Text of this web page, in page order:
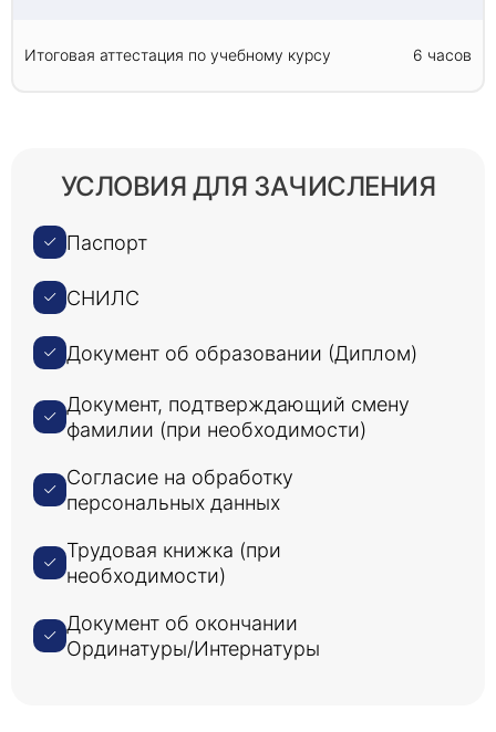
Итоговая аттестация по учебному курсу 6 часов
УСЛОВИЯ ДЛЯ ЗАЧИСЛЕНИЯ
Паспорт
СНИЛС
Документ об образовании (Диплом)
Документ, подтверждающий смену
фамилии (при необходимости)
Согласие на обработку
персональных данных
Трудовая книжка (при
необходимости)
Документ об окончании
Ординатуры/Интернатуры